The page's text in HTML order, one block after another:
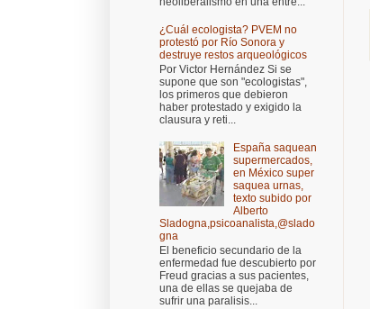
¿Cuál ecologista? PVEM no
protestó por Río Sonora y
destruye restos arqueológicos
Por Victor Hernández Si se
supone que son "ecologistas",
los primeros que debieron
haber protestado y exigido la
clausura y reti...
España saquean
supermercados,
en México super
saquea urnas,
texto subido por
Alberto
Sladogna,psicoanalista,@slado
gna
El beneficio secundario de la
enfermedad fue descubierto por
Freud gracias a sus pacientes,
una de ellas se quejaba de
sufrir una paralisis...